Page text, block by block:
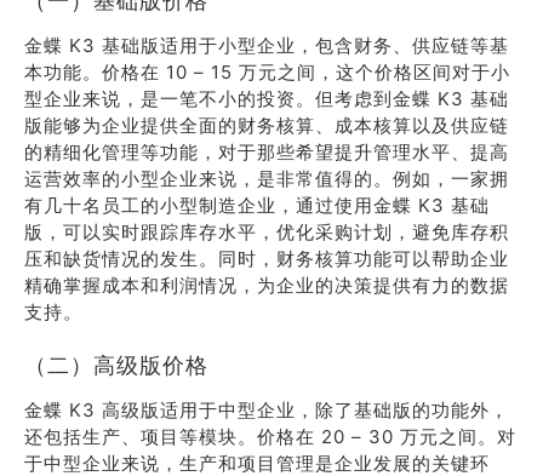
金蝶 K3 基础版适用于小型企业，包含财务、供应链等基
本功能。价格在 10 – 15 万元之间，这个价格区间对于小
型企业来说，是一笔不小的投资。但考虑到金蝶 K3 基础
版能够为企业提供全面的财务核算、成本核算以及供应链
的精细化管理等功能，对于那些希望提升管理水平、提高
运营效率的小型企业来说，是非常值得的。例如，一家拥
有几十名员工的小型制造企业，通过使用金蝶 K3 基础
版，可以实时跟踪库存水平，优化采购计划，避免库存积
压和缺货情况的发生。同时，财务核算功能可以帮助企业
精确掌握成本和利润情况，为企业的决策提供有力的数据
支持。
（二）高级版价格
金蝶 K3 高级版适用于中型企业，除了基础版的功能外，
还包括生产、项目等模块。价格在 20 – 30 万元之间。对
于中型企业来说，生产和项目管理是企业发展的关键环